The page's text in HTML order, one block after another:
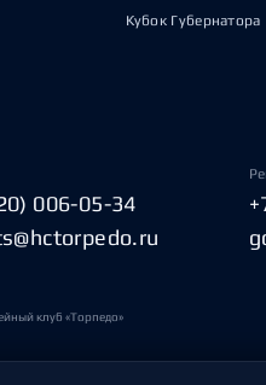
Кубок Губернатора
006-05-34
клуб «Торпедо»